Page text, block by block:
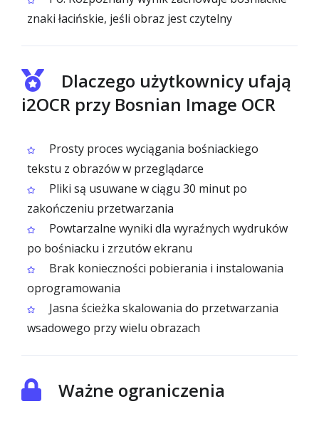
znaki łacińskie, jeśli obraz jest czytelny
Dlaczego użytkownicy ufają
i2OCR przy Bosnian Image OCR
Prosty proces wyciągania bośniackiego
tekstu z obrazów w przeglądarce
Pliki są usuwane w ciągu 30 minut po
zakończeniu przetwarzania
Powtarzalne wyniki dla wyraźnych wydruków
po bośniacku i zrzutów ekranu
Brak konieczności pobierania i instalowania
oprogramowania
Jasna ścieżka skalowania do przetwarzania
wsadowego przy wielu obrazach
Ważne ograniczenia